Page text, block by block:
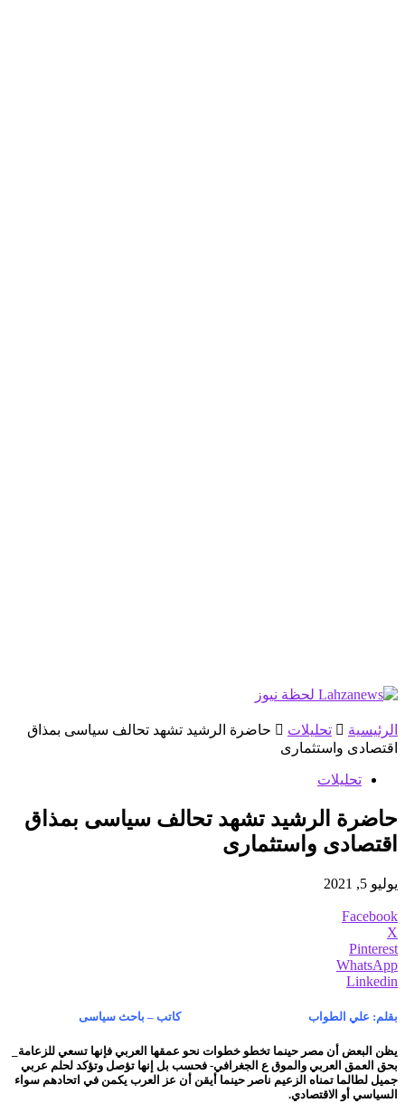
الرئيسية تحليلات
حاضرة الرشيد تشهد تحالف سياسى بمذاق
اقتصادى واستثمارى
تحليلات
حاضرة الرشيد تشهد تحالف سياسى بمذاق
اقتصادى واستثمارى
يوليو 5, 2021
Facebook
X
Pinterest
WhatsApp
Linkedin
بقلم: علي الطواب كاتب – باحث سياسى
يظن البعض أن مصر حينما تخطو خطوات نحو عمقها العربي فإنها تسعي للزعامة_
بحق العمق العربي والموق ع الجغرافي- فحسب بل إنها تؤصل وتؤكد لحلم عربي
جميل لطالما تمناه الزعيم ناصر حينما أيقن أن عز العرب يكمن في اتحادهم سواء
السياسي أو الاقتصادي.